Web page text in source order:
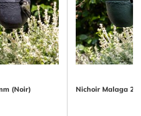
3.154 kg
Oiseau
Moineau domestique
Marron
(Noir) Nichoir Malaga